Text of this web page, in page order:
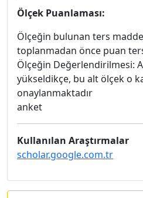
Ölçek Puanlaması:
Ölçeğin bulunan ters
toplanmadan önce puan
Ölçeğin Değerlendirilmesi:
yükseldikçe, bu alt ölçek o
onaylanmaktadır
anket
Kullanılan Araştırmalar
scholar.google.com.tr